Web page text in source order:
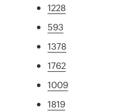
1228
593
1378
1762
1009
1819